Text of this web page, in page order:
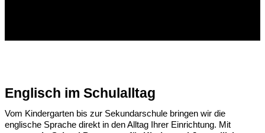
Englisch im Schulalltag
Vom Kindergarten bis zur Sekundarschule bringen wir die
englische Sprache direkt in den Alltag Ihrer Einrichtung. Mit